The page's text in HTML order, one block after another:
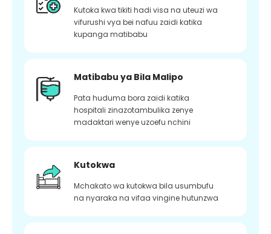
Kutoka kwa tikiti hadi visa na uteuzi wa
vifurushi vya bei nafuu zaidi katika
kupanga matibabu
Matibabu ya Bila Malipo
Pata huduma bora zaidi katika
hospitali zinazotambulika zenye
madaktari wenye uzoefu nchini
Kutokwa
Mchakato wa kutokwa bila usumbufu
na nyaraka na vifaa vingine hutunzwa